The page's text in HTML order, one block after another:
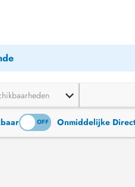
ON OFF Onmiddelijke